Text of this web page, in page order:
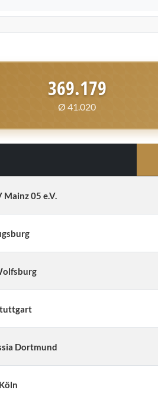
369.179
Ø 41.020
Mainz 05 e.V.
Dortmund